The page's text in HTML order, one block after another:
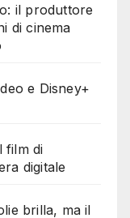
il produttore
di cinema
e Disney+
film di
digitale
brilla, ma il